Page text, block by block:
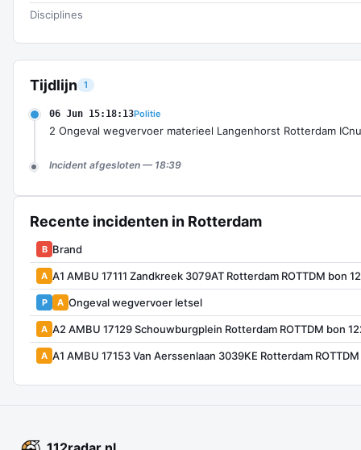
Tijdlijn 1
06 Jun 15:18:13Politie
2 Ongeval wegvervoer materieel Langenhorst Rotterdam
Incident afgesloten — 18:39
Recente incidenten in Rotterdam
B Brand
A A1 AMBU 17111 Zandkreek 3079AT Rotterdam ROTTDM bon
P A Ongeval wegvervoer letsel
A A2 AMBU 17129 Schouwburgplein Rotterdam ROTTDM bon
A A1 AMBU 17153 Van Aerssenlaan 3039KE Rotterdam
Disciplines